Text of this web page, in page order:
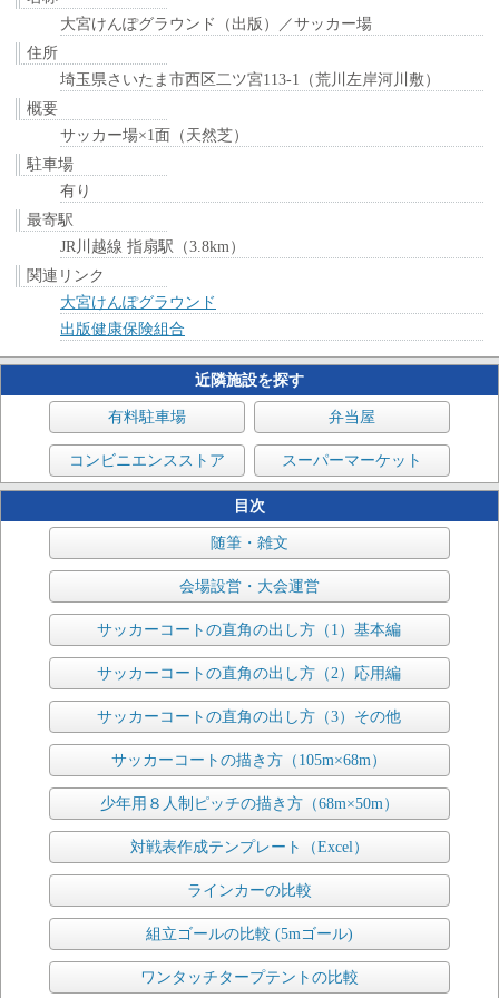
大宮けんぽグラウンド（出版）／サッカー場
住所
埼玉県さいたま市西区二ツ宮113-1（荒川左岸河川敷）
概要
サッカー場×1面（天然芝）
駐車場
有り
最寄駅
JR川越線 指扇駅（3.8km）
関連リンク
大宮けんぽグラウンド
出版健康保険組合
近隣施設を探す
有料駐車場 弁当屋
コンビニエンスストア スーパーマーケット
目次
随筆・雑文
会場設営・大会運営
サッカーコートの直角の出し方（1）基本編
サッカーコートの直角の出し方（2）応用編
サッカーコートの直角の出し方（3）その他
サッカーコートの描き方（105m×68m）
少年用８人制ピッチの描き方（68m×50m）
対戦表作成テンプレート（Excel）
ラインカーの比較
組立ゴールの比較 (5mゴール)
ワンタッチタープテントの比較